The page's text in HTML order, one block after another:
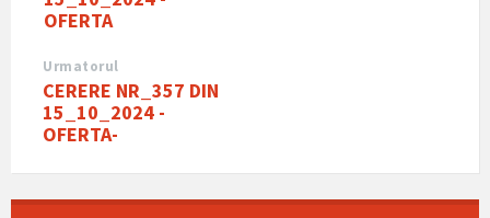
OFERTA
Urmatorul
CERERE NR_357 DIN
15_10_2024 -
OFERTA-